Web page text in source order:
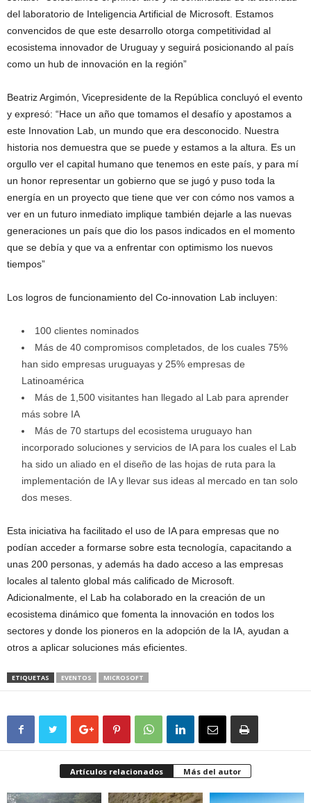
del laboratorio de Inteligencia Artificial de Microsoft. Estamos
convencidos de que este desarrollo otorga competitividad al
ecosistema innovador de Uruguay y seguirá posicionando al país
como un hub de innovación en la región”
Beatriz Argimón, Vicepresidente de la República concluyó el evento
y expresó: “Hace un año que tomamos el desafío y apostamos a
este Innovation Lab, un mundo que era desconocido. Nuestra
historia nos demuestra que se puede y estamos a la altura. Es un
orgullo ver el capital humano que tenemos en este país, y para mí
un honor representar un gobierno que se jugó y puso toda la
energía en un proyecto que tiene que ver con cómo nos vamos a
ver en un futuro inmediato implique también dejarle a las nuevas
generaciones un país que dio los pasos indicados en el momento
que se debía y que va a enfrentar con optimismo los nuevos
tiempos”
Los logros de funcionamiento del Co-innovation Lab incluyen:
100 clientes nominados
Más de 40 compromisos completados, de los cuales 75%
han sido empresas uruguayas y 25% empresas de
Latinoamérica
Más de 1,500 visitantes han llegado al Lab para aprender
más sobre IA
Más de 70 startups del ecosistema uruguayo han
incorporado soluciones y servicios de IA para los cuales el Lab
ha sido un aliado en el diseño de las hojas de ruta para la
implementación de IA y llevar sus ideas al mercado en tan solo
dos meses.
Esta iniciativa ha facilitado el uso de IA para empresas que no
podían acceder a formarse sobre esta tecnología, capacitando a
unas 200 personas, y además ha dado acceso a las empresas
locales al talento global más calificado de Microsoft.
Adicionalmente, el Lab ha colaborado en la creación de un
ecosistema dinámico que fomenta la innovación en todos los
sectores y donde los pioneros en la adopción de la IA, ayudan a
otros a aplicar soluciones más eficientes.
ETIQUETAS EVENTOS MICROSOFT
Artículos relacionados Más del autor